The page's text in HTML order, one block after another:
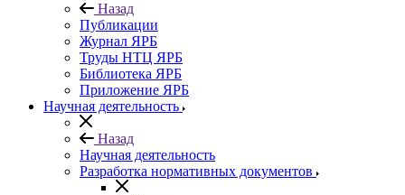
Назад
Публикации
Журнал ЯРБ
Труды НТЦ ЯРБ
Библиотека ЯРБ
Приложение ЯРБ
Научная деятельность
Назад
Научная деятельность
Разработка нормативных документов